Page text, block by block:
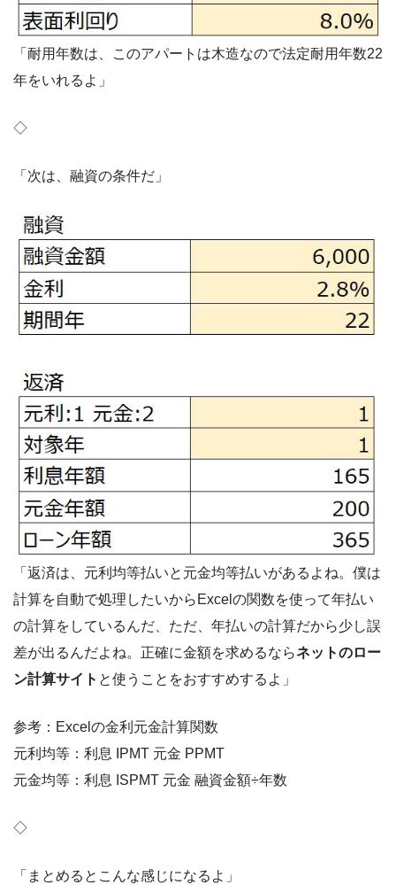
「耐用年数は、このアパートは木造なので法定耐用年数22
年をいれるよ」
◇
「次は、融資の条件だ」
「返済は、元利均等払いと元金均等払いがあるよね。僕は
計算を自動で処理したいからExcelの関数を使って年払い
の計算をしているんだ、ただ、年払いの計算だから少し誤
差が出るんだよね。正確に金額を求めるならネットのロー
ン計算サイト と使うことをおすすめするよ」
参考：Excelの金利元金計算関数
元利均等：利息 IPMT 元金 PPMT
元金均等：利息 ISPMT 元金 融資金額÷年数
◇
「まとめるとこんな感じになるよ」